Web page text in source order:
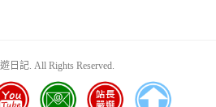
日記. All Rights Reserved.